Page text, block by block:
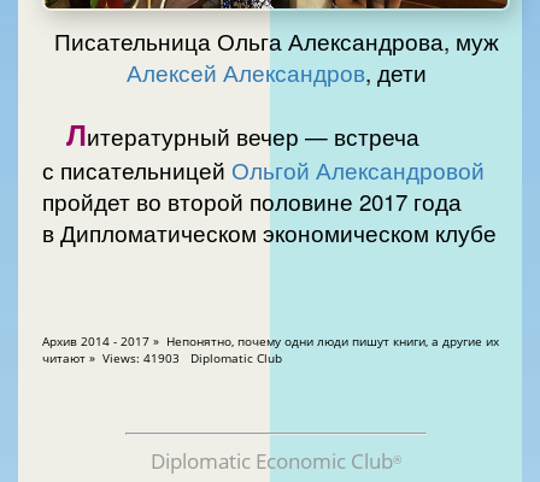
Писательница Ольга Александрова, муж
Алексей Александров, дети
Литературный вечер — встреча
с писательницей Ольгой Александровой
пройдет во второй половине 2017 года
Архив 2014 - 2017 » Непонятно, почему одни люди пишут книги, а другие их
читают » Views: 41903 Diplomatic Club
Diplomatic Economic Club®